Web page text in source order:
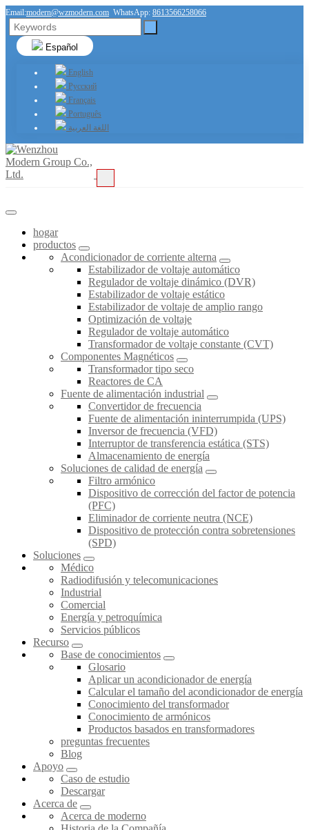
Email:modern@wzmodern.com WhatsApp: 8613566258066
Español
English
Русский
Français
Português
اللغة العربية
hogar
productos
Acondicionador de corriente alterna
Estabilizador de voltaje automático
Regulador de voltaje dinámico (DVR)
Estabilizador de voltaje estático
Estabilizador de voltaje de amplio rango
Optimización de voltaje
Regulador de voltaje automático
Transformador de voltaje constante (CVT)
Componentes Magnéticos
Transformador tipo seco
Reactores de CA
Fuente de alimentación industrial
Convertidor de frecuencia
Fuente de alimentación ininterrumpida (UPS)
Inversor de frecuencia (VFD)
Interruptor de transferencia estática (STS)
Almacenamiento de energía
Soluciones de calidad de energía
Filtro armónico
Dispositivo de corrección del factor de potencia
(PFC)
Eliminador de corriente neutra (NCE)
Dispositivo de protección contra sobretensiones
(SPD)
Soluciones
Médico
Radiodifusión y telecomunicaciones
Industrial
Comercial
Energía y petroquímica
Servicios públicos
Recurso
Base de conocimientos
Glosario
Aplicar un acondicionador de energía
Calcular el tamaño del acondicionador de energía
Conocimiento del transformador
Conocimiento de armónicos
Productos basados en transformadores
preguntas frecuentes
Blog
Apoyo
Caso de estudio
Descargar
Acerca de
Acerca de moderno